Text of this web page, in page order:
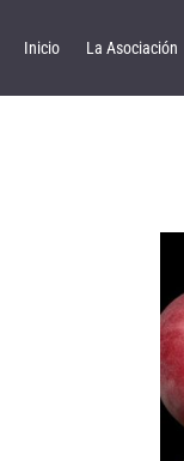
Inicio La Asociación